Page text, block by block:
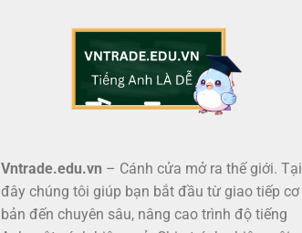
Vntrade.edu.vn – Cánh cửa mở ra thế giới. Tại
đây chúng tôi giúp bạn bắt đầu từ giao tiếp cơ
bản đến chuyên sâu, nâng cao trình độ tiếng